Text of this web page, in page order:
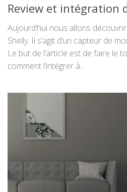
Review et intégration
Aujourd’hui nous allons
Shelly. Il s’agit d’un capteur de
Le but de l’article est de faire le
comment l’intégrer à...